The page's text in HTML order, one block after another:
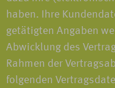
haben. Ihre
getätigten Angaben
Abwicklung des
Rahmen der
folgenden